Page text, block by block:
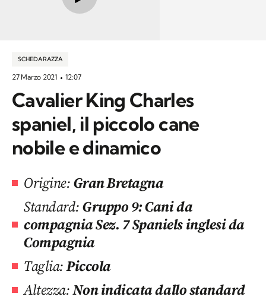
SCHEDA RAZZA
27 Marzo 2021 12:07
Cavalier King Charles
spaniel, il piccolo cane
nobile e dinamico
Origine:Gran Bretagna
Standard:Gruppo 9: Cani da
compagnia Sez. 7 Spaniels inglesi da
Compagnia
Taglia:Piccola
Altezza:Non indicata dallo standard